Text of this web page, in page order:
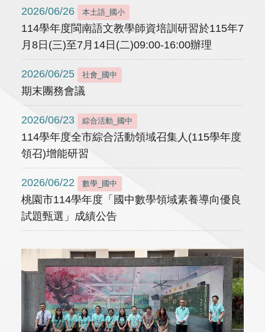
2026/06/26 本土語_國小
114學年度閩南語文教學師資培訓研習於115年7
月8日(三)至7月14日(二)09:00-16:00辦理
2026/06/25 社會_國中
期末團務會議
2026/06/23 綜合活動_國中
114學年度全市綜合活動領域召集人(115學年度
領召)增能研習
2026/06/22 數學_國中
桃園市114學年度「國中數學領域素養導向優良
試題甄選」成績公告